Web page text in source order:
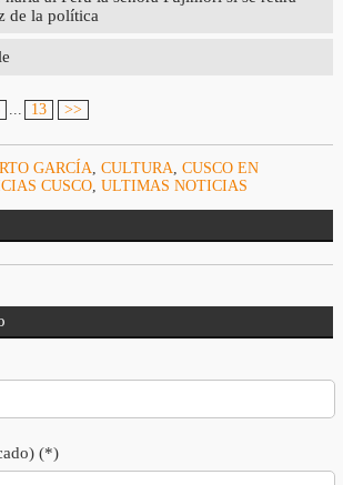
de la política
... 13 >>
GARCÍA, CULTURA, CUSCO EN
CUSCO, ULTIMAS NOTICIAS
(*)